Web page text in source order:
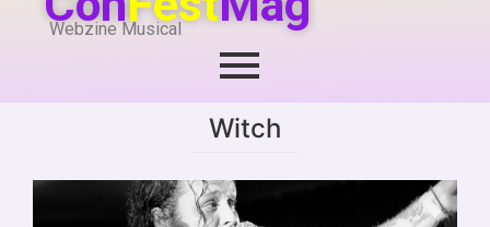
Webzine Musical
Witch